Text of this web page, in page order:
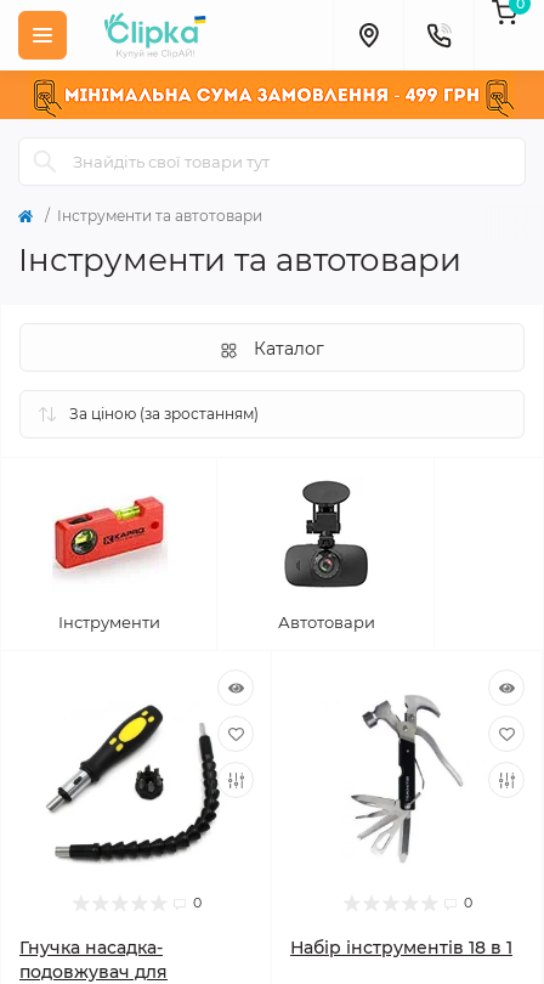
Інструменти та автотовари
Інструменти та автотовари
Каталог
Інструменти Автотовари
0
Гнучка насадка-
подовжувач для
0
Набір інструментів 18 в 1